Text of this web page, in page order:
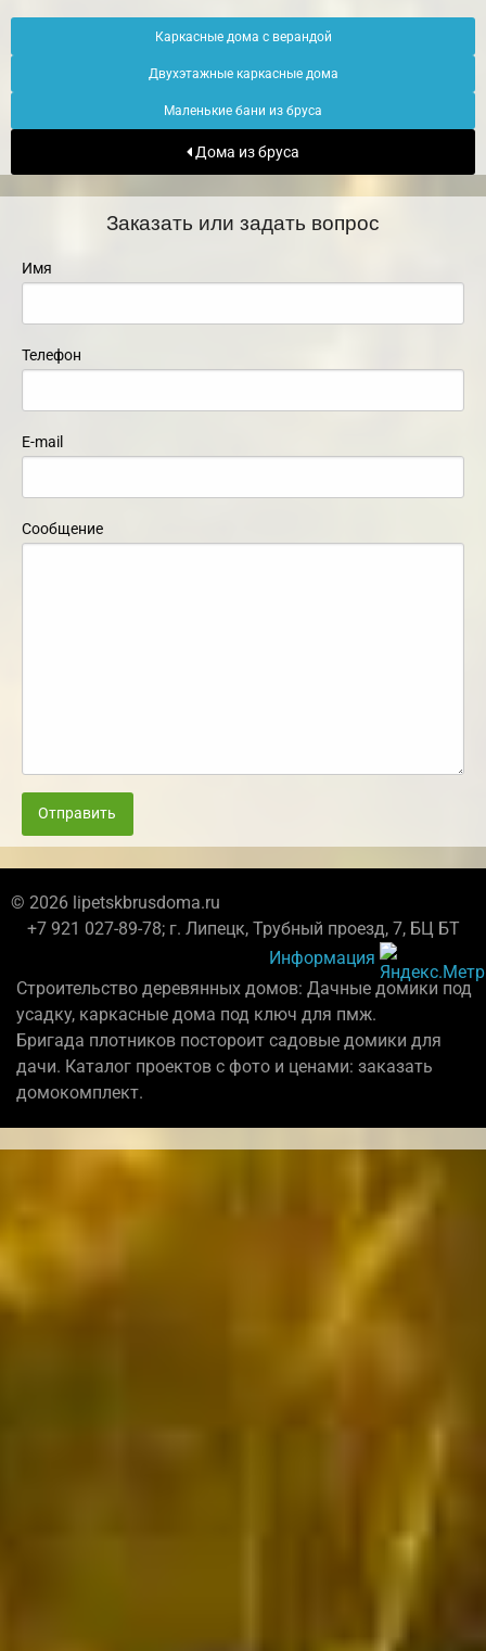
Каркасные дома с верандой
Двухэтажные каркасные дома
Маленькие бани из бруса
Дома из бруса
Заказать или задать вопрос
Имя
Телефон
E-mail
Сообщение
Отправить
© 2026 lipetskbrusdoma.ru
+7 921 027-89-78; г. Липецк, Трубный проезд, 7, БЦ БТ
Информация
Строительство деревянных домов: Дачные домики под
усадку, каркасные дома под ключ для пмж.
Бригада плотников постороит садовые домики для
дачи. Каталог проектов с фото и ценами: заказать
домокомплект.